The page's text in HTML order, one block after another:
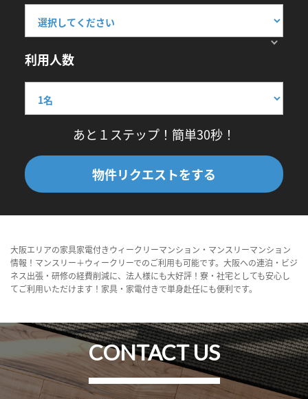
利用人数
あと１ステップ！簡単30秒！
物件リクエストをする
大阪エリアの家具家電付きウィークリーマンション・マンスリーマンション
情報！マンスリー＋ウィークリーでのご利用も可能です。大阪への連泊・ビジ
ネス出張・研修の経費削減に、法人様にも大好評！寮・社宅としても安心し
てご利用いただけます！家具・家電付きで単身赴任にも便利です。
CONTACT US